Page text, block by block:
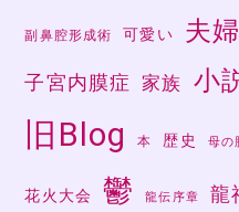
副鼻腔形成術 可愛い 夫婦
子宮内膜症 家族 小
旧Blog 本 歴史 母の
花火大会 鬱 龍伝序章 龍